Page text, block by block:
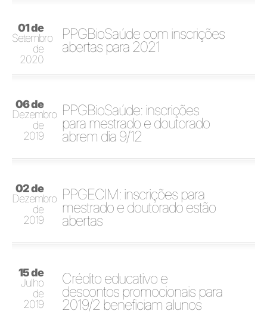
01 de
Setembro
de
2020
PPGBioSaúde com inscrições
abertas para 2021
06 de
Dezembro
de
2019
PPGBioSaúde: inscrições
para mestrado e doutorado
abrem dia 9/12
02 de
Dezembro
de
2019
PPGECIM: inscrições para
mestrado e doutorado estão
abertas
15 de
Julho
de
2019
Crédito educativo e
descontos promocionais para
2019/2 beneficiam alunos